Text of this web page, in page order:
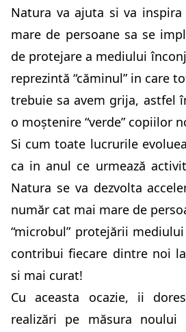
Natura va ajuta si va
mare de persoane sa se
de protejare a mediului
reprezintă “căminul” in care
trebuie sa avem grija, astfel
o moștenire “verde” copiilor
Si cum toate lucrurile
ca in anul ce urmează
Natura se va dezvolta
număr cat mai mare de
“microbul” protejării
contribui fiecare dintre noi
si mai curat!
Cu aceasta ocazie, ii
realizări pe măsura noului